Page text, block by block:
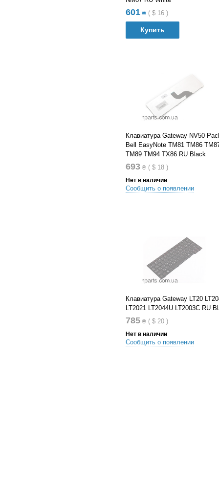
601 ₴ ( $ 16)
Купить
Клавиатура Gateway NV50
Bell EasyNote TM81 TM86
TM89 TM94 TX86 RU Black
693 ₴ ( $ 18)
Нет в наличии
Сообщить о появлении
Клавиатура Gateway LT20
LT2021 LT2044U LT2003C RU
785 ₴ ( $ 20)
Нет в наличии
Сообщить о появлении